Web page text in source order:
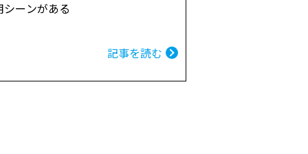
シーンがある
記事を読む